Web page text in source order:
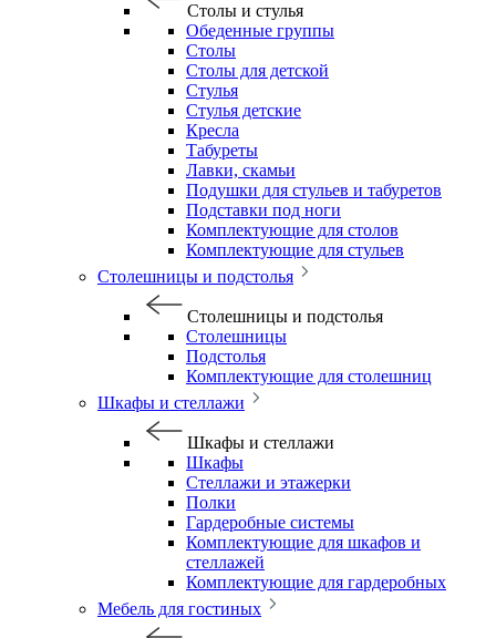
Столы и стулья
Обеденные группы
Столы
Столы для детской
Стулья
Стулья детские
Кресла
Табуреты
Лавки, скамьи
Подушки для стульев и табуретов
Подставки под ноги
Комплектующие для столов
Комплектующие для стульев
Столешницы и подстолья
Столешницы и подстолья
Столешницы
Подстолья
Комплектующие для столешниц
Шкафы и стеллажи
Шкафы и стеллажи
Шкафы
Стеллажи и этажерки
Полки
Гардеробные системы
Комплектующие для шкафов и
стеллажей
Комплектующие для гардеробных
Мебель для гостиных